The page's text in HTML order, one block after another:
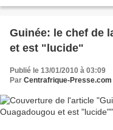
Guinée: le chef de
et est "lucide"
Publié le 13/01/2010 à 03:09
Par Centrafrique-Presse.com